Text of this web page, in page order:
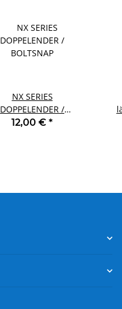
NX SERIES
DOPPELENDER /
BOLTSNAP
12,00 € *